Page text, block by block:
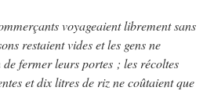
voyageaient librement sans
restaient vides et les gens ne
de fermer leurs portes ; les récoltes
et dix litres de riz ne coûtaient que